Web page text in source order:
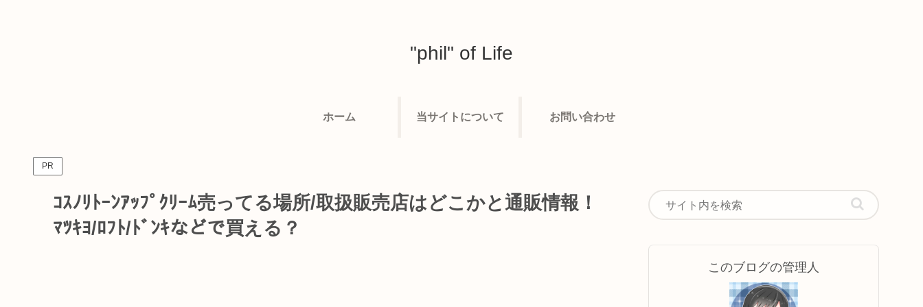
"phil" of Life
ホーム 当サイトについて お問い合わせ
PR
ｺｽﾉﾘﾄｰﾝｱｯﾌﾟｸﾘｰﾑ売ってる場所/取扱販売店はどこかと通販情報！
ﾏﾂｷﾖ/ﾛﾌﾄ/ﾄﾞﾝｷなどで買える？
このブログの管理人